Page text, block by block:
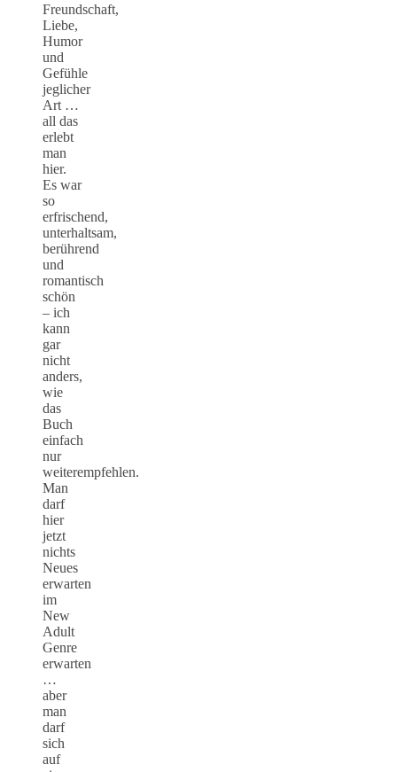
Freundschaft,
Liebe,
Humor
und
Gefühle
jeglicher
Art …
all das
erlebt
man
hier.
Es war
so
erfrischend,
unterhaltsam,
berührend
und
romantisch
schön
– ich
kann
gar
nicht
anders,
wie
das
Buch
einfach
nur
weiterempfehlen.
Man
darf
hier
jetzt
nichts
Neues
erwarten
im
New
Adult
Genre
erwarten
…
aber
man
darf
sich
auf